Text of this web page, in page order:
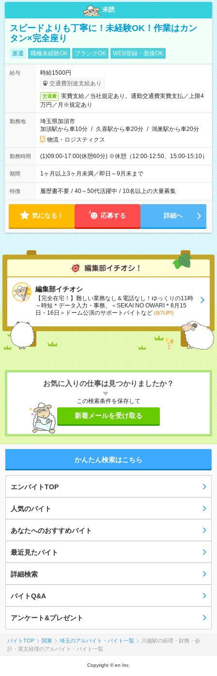
未読
スピードよりも丁寧に！未経験OK！作業はカン
タン×完全座り
派遣 職種未経験OK ブランクOK WEB登録・面接OK
給与
時給1500円
交通費別途支給あり
交通費
実費支給／当社規定あり。通勤交通費実費支払／上限4
万円／月※規定あり
勤務地
埼玉県加須市
加須駅から車10分 / 久喜駅から車20分 / 鴻巣駅から車20分
物流・ロジスティクス
勤務時間 (1)09:00-17:00(休憩60分) ※休憩（12:00-12:50、15:00-15:10）
期間 1ヶ月以上3ヶ月未満／即日～9月末まで
特徴 履歴書不要 / 40～50代活躍中 / 10名以上の大量募集
気になる！ 応募する 詳細へ
編集部イチオシ
【完全在宅！】難しい業務なし＆電話なし！ゆっくりの11時
～時短＊データ入力・事務、＜SEKAI NO OWARI＊8月15
日・16日＞ドーム公演のサポートバイトなど (8/7UP!)
お気に入りの仕事は見つかりましたか？
この検索条件を保存して
新着メールを受け取る
かんたん検索はこちら
エンバイトTOP
人気のバイト
あなたへのおすすめバイト
最近見たバイト
詳細検索
バイトQ&A
アンケート&プレゼント
バイトTOP 関東 埼玉のアルバイト・バイト一覧
川越駅の経理・財務・会
計・英文経理のアルバイト・バイト一覧
Copyright © en Inc.